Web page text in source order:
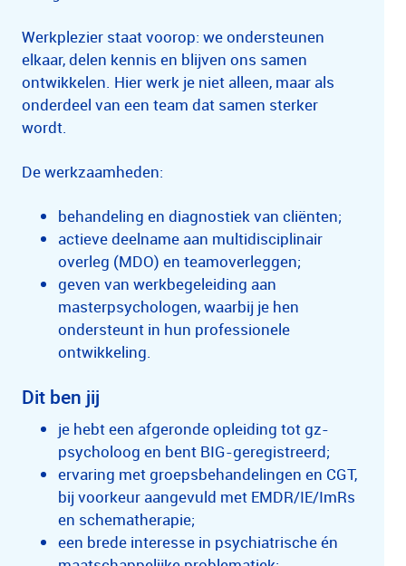
Werkplezier staat voorop: we ondersteunen
elkaar, delen kennis en blijven ons samen
ontwikkelen. Hier werk je niet alleen, maar als
onderdeel van een team dat samen sterker
wordt.
De werkzaamheden:
behandeling en diagnostiek van cliënten;
actieve deelname aan multidisciplinair
overleg (MDO) en teamoverleggen;
geven van werkbegeleiding aan
masterpsychologen, waarbij je hen
ondersteunt in hun professionele
ontwikkeling.
Dit ben jij
je hebt een afgeronde opleiding tot gz-
psycholoog en bent BIG-geregistreerd;
ervaring met groepsbehandelingen en CGT,
bij voorkeur aangevuld met EMDR/IE/ImRs
en schematherapie;
een brede interesse in psychiatrische én